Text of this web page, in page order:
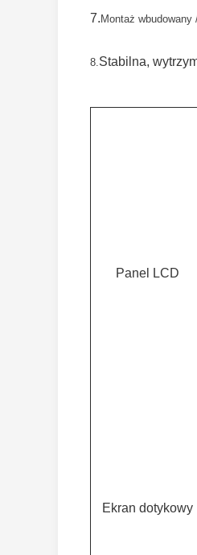
7. Montaż wbudowany
8.Stabilna,
Panel LCD
Ekran dotykowy